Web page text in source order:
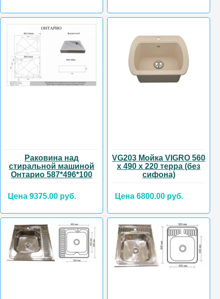
Раковина над
стиральной машиной
Онтарио 587*496*100
Цена 9375.00 руб.
VG203 Мойка VIGRO 560
х 490 х 220 терра (без
сифона)
Цена 6800.00 руб.